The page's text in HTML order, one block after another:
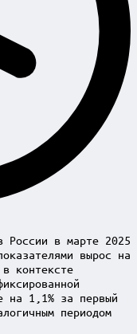
России в марте 2025
вырос на
контексте
на 1,1% за первый
периодом